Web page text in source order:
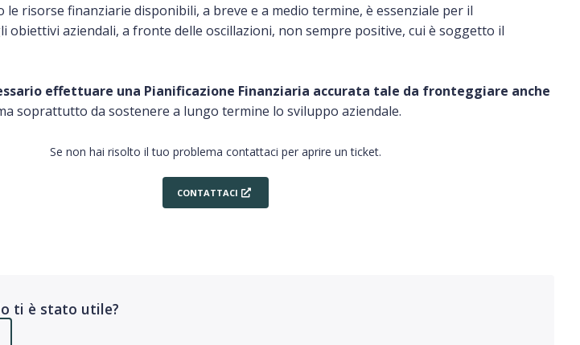
le risorse finanziarie disponibili, a breve e a medio termine, è essenziale per il
obiettivi aziendali, a fronte delle oscillazioni, non sempre positive, cui è soggetto il
effettuare una Pianificazione Finanziaria accurata tale da fronteggiare anche
soprattutto da sostenere a lungo termine lo sviluppo aziendale.
Se non hai risolto il tuo problema contattaci per aprire un ticket.
CONTATTACI
ti è stato utile?